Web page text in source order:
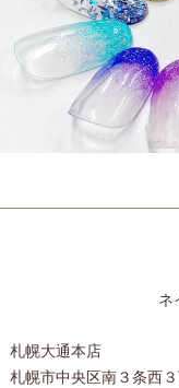
ネ
札幌大通本店
札幌市中央区南３条西